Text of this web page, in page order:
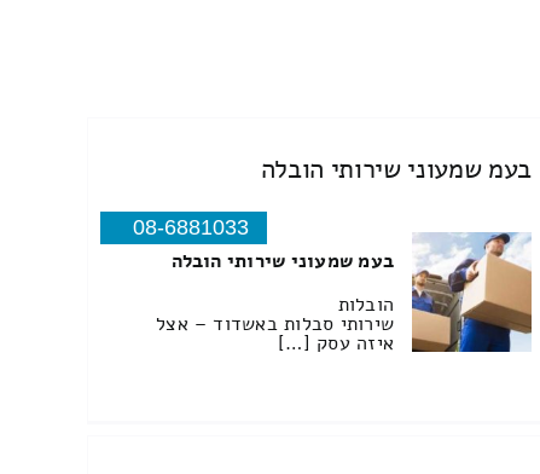
בעמ שמעוני שירותי הובלה
08-6881033
בעמ שמעוני שירותי הובלה
הובלות
שירותי סבלות באשדוד – אצל
איזה עסק […]